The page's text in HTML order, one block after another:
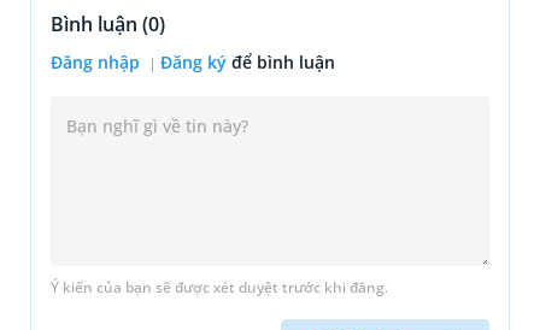
Bình luận (0)
Đăng nhập Đăng ký để bình luận
Ý kiến của bạn sẽ được xét duyệt trước khi đăng.